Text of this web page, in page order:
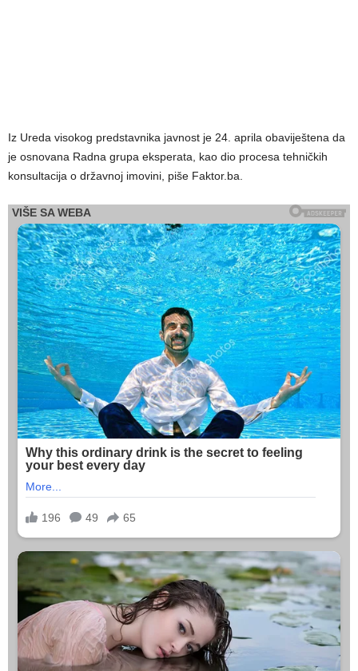
Iz Ureda visokog predstavnika javnost je 24. aprila obaviještena da
je osnovana Radna grupa eksperata, kao dio procesa tehničkih
konsultacija o državnoj imovini, piše Faktor.ba.